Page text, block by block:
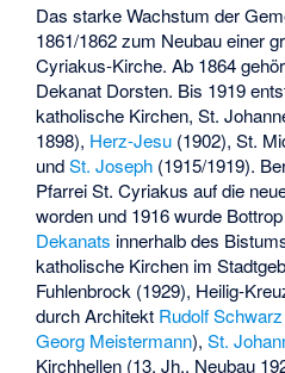
Das starke Wachstum der
1861/1862 zum Neubau einer
Cyriakus-Kirche. Ab 1864
Dekanat Dorsten. Bis 1919
katholische Kirchen, St.
1898), Herz-Jesu (1902), St.
undSt. Joseph (1915/1919).
Pfarrei St. Cyriakus auf die
worden und 1916 wurde
Dekanats innerhalb des
katholische Kirchen im
Fuhlenbrock (1929), Heilig-
durch Architekt Rudolf Schwarz
Georg Meistermann),St.
Kirchhellen (13. Jh., Neubau